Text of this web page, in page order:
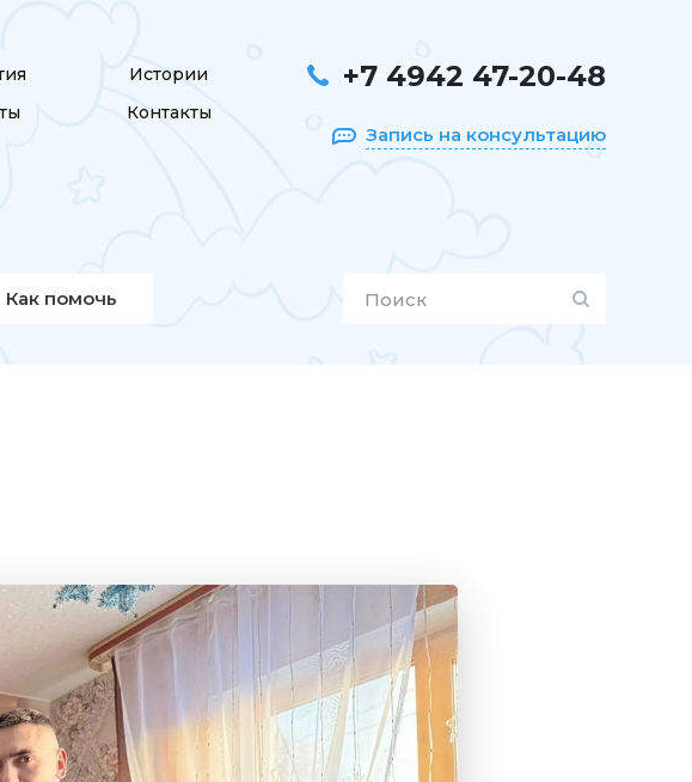
Истории
Контакты
+7 4942 47-20-48
Запись на консультацию
Как помочь